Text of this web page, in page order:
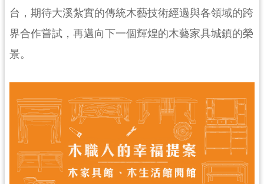
動
研
究
習
資
源
認
識
木
台，期待大溪紮實的傳統木藝技術經過與各領域的跨
界合作嘗試，再邁向下一個輝煌的木藝家具城鎮的榮
景。